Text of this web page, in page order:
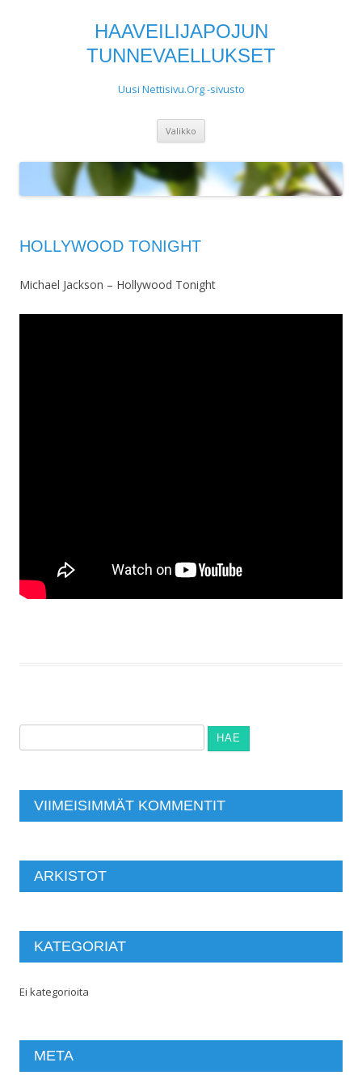
HAAVEILIJAPOJUN
TUNNEVAELLUKSET
Uusi Nettisivu.Org -sivusto
Valikko
HOLLYWOOD TONIGHT
Michael Jackson – Hollywood Tonight
VIIMEISIMMÄT KOMMENTIT
ARKISTOT
KATEGORIAT
Ei kategorioita
META